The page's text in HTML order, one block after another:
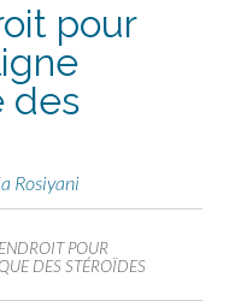
pour
des
Rosiyani
POUR
DES STÉROÏDES